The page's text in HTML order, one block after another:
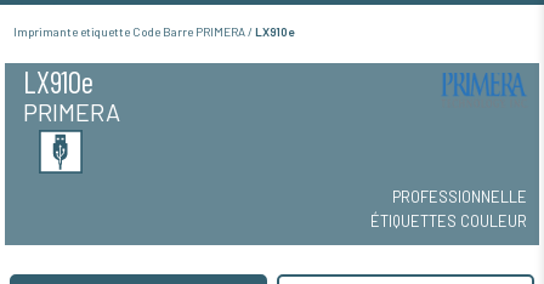
Imprimante etiquette Code Barre PRIMERA / LX910e
LX910e
PRIMERA
PROFESSIONNELLE
ÉTIQUETTES COULEUR